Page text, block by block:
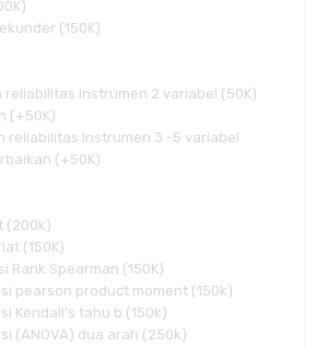
(150K)
reliabilitas Instrumen 2 variabel (50K)
(+50K)
reliabilitas Instrumen 3 -5 variabel
(+50K)
(200k)
(150K)
Rank Spearman (150K)
pearson product moment (150k)
Kendall’s tahu b (150k)
(ANOVA) dua arah (250k)